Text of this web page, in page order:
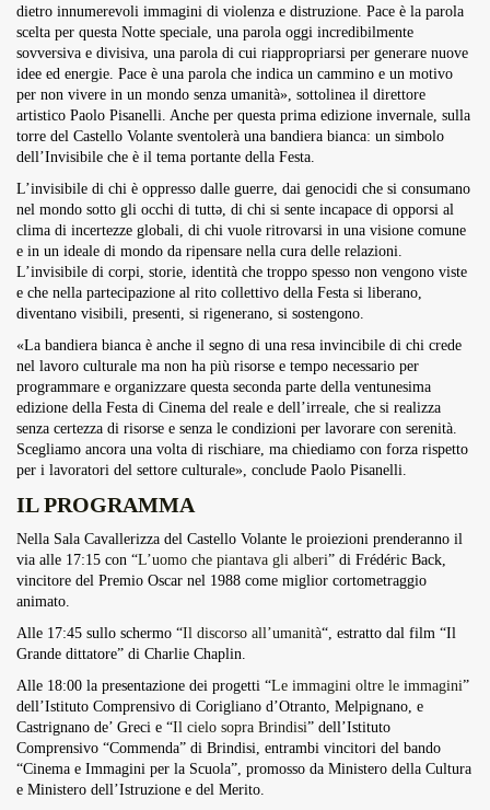
dietro innumerevoli immagini di violenza e distruzione. Pace è la parola
scelta per questa Notte speciale, una parola oggi incredibilmente
sovversiva e divisiva, una parola di cui riappropriarsi per generare nuove
idee ed energie. Pace è una parola che indica un cammino e un motivo
per non vivere in un mondo senza umanità», sottolinea il direttore
artistico Paolo Pisanelli. Anche per questa prima edizione invernale, sulla
torre del Castello Volante sventolerà una bandiera bianca: un simbolo
dell’Invisibile che è il tema portante della Festa.
L’invisibile di chi è oppresso dalle guerre, dai genocidi che si consumano
nel mondo sotto gli occhi di tuttə, di chi si sente incapace di opporsi al
clima di incertezze globali, di chi vuole ritrovarsi in una visione comune
e in un ideale di mondo da ripensare nella cura delle relazioni.
L’invisibile di corpi, storie, identità che troppo spesso non vengono viste
e che nella partecipazione al rito collettivo della Festa si liberano,
diventano visibili, presenti, si rigenerano, si sostengono.
«La bandiera bianca è anche il segno di una resa invincibile di chi crede
nel lavoro culturale ma non ha più risorse e tempo necessario per
programmare e organizzare questa seconda parte della ventunesima
edizione della Festa di Cinema del reale e dell’irreale, che si realizza
senza certezza di risorse e senza le condizioni per lavorare con serenità.
Scegliamo ancora una volta di rischiare, ma chiediamo con forza rispetto
per i lavoratori del settore culturale», conclude Paolo Pisanelli.
IL PROGRAMMA
Nella Sala Cavallerizza del Castello Volante le proiezioni prenderanno il
via alle 17:15 con “L’uomo che piantava gli alberi” di Frédéric Back,
vincitore del Premio Oscar nel 1988 come miglior cortometraggio
animato.
Alle 17:45 sullo schermo “Il discorso all’umanità“, estratto dal film “Il
Grande dittatore” di Charlie Chaplin.
Alle 18:00 la presentazione dei progetti “Le immagini oltre le immagini”
dell’Istituto Comprensivo di Corigliano d’Otranto, Melpignano, e
Castrignano de’ Greci e “Il cielo sopra Brindisi” dell’Istituto
Comprensivo “Commenda” di Brindisi, entrambi vincitori del bando
“Cinema e Immagini per la Scuola”, promosso da Ministero della Cultura
e Ministero dell’Istruzione e del Merito.